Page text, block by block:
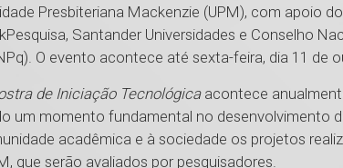
Presbiteriana Mackenzie (UPM), com apoio do
Santander Universidades e Conselho
O evento acontece até sexta-feira, dia 11 de
de Iniciação Tecnológicaacontece
um momento fundamental no desenvolvimento
acadêmica e à sociedade os projetos
que serão avaliados por pesquisadores.